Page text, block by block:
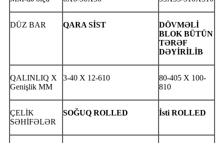
DÜZ BAR QARA SİST
DÖVMƏLİ
BLOK BÜTÜN
TƏRƏF
DƏYİRİLİB
QALINLIQ X
Genişlik MM
3-40 X 12-610
80-405 X 100-
810
ÇELİK
SƏHİFƏLƏR
SOĞUQ ROLLED İsti ROLLED